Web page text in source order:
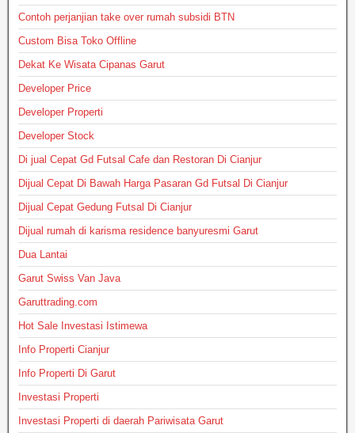
Contoh perjanjian take over rumah subsidi BTN
Custom Bisa Toko Offline
Dekat Ke Wisata Cipanas Garut
Developer Price
Developer Properti
Developer Stock
Di jual Cepat Gd Futsal Cafe dan Restoran Di Cianjur
Dijual Cepat Di Bawah Harga Pasaran Gd Futsal Di Cianjur
Dijual Cepat Gedung Futsal Di Cianjur
Dijual rumah di karisma residence banyuresmi Garut
Dua Lantai
Garut Swiss Van Java
Garuttrading.com
Hot Sale Investasi Istimewa
Info Properti Cianjur
Info Properti Di Garut
Investasi Properti
Investasi Properti di daerah Pariwisata Garut